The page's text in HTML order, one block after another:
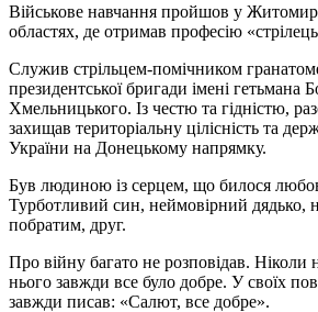
Військове навчання пройшов у
областях, де отримав професію
Служив стрільцем-помічником
президентської бригади імені гетьмана
Хмельницького. Із честю та гідністю,
захищав територіальну цілісність та
України на Донецькому напрямку.
Був людиною із серцем, що билося
Турботливий син, неймовірний дядько,
побратим, друг.
Про війну багато не розповідав. Ніколи
нього завжди все було добре. У своїх
завжди писав: «Салют, все добре».